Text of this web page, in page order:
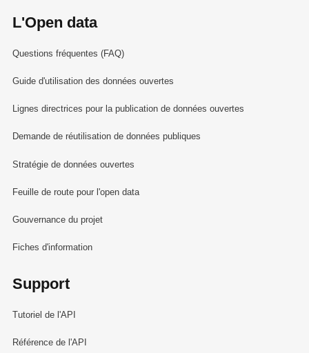
L'Open data
Questions fréquentes (FAQ)
Guide d'utilisation des données ouvertes
Lignes directrices pour la publication de données ouvertes
Demande de réutilisation de données publiques
Stratégie de données ouvertes
Feuille de route pour l'open data
Gouvernance du projet
Fiches d'information
Support
Tutoriel de l'API
Référence de l'API